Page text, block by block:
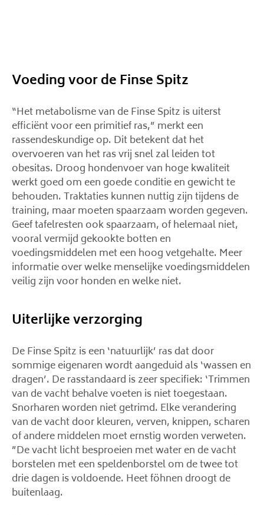
Voeding voor de Finse Spitz
“Het metabolisme van de Finse Spitz is uiterst
efficiënt voor een primitief ras,” merkt een
rassendeskundige op. Dit betekent dat het
overvoeren van het ras vrij snel zal leiden tot
obesitas. Droog hondenvoer van hoge kwaliteit
werkt goed om een ​​goede conditie en gewicht te
behouden. Traktaties kunnen nuttig zijn tijdens de
training, maar moeten spaarzaam worden gegeven.
Geef tafelresten ook spaarzaam, of helemaal niet,
vooral vermijd gekookte botten en
voedingsmiddelen met een hoog vetgehalte. Meer
informatie over welke menselijke voedingsmiddelen
veilig zijn voor honden en welke niet.
Uiterlijke verzorging
De Finse Spitz is een ‘natuurlijk’ ras dat door
sommige eigenaren wordt aangeduid als ‘wassen en
dragen’. De rasstandaard is zeer specifiek: ‘Trimmen
van de vacht behalve voeten is niet toegestaan.
Snorharen worden niet getrimd. Elke verandering
van de vacht door kleuren, verven, knippen, scharen
of andere middelen moet ernstig worden verweten.
”De vacht licht besproeien met water en de vacht
borstelen met een speldenborstel om de twee tot
drie dagen is voldoende. Heet föhnen droogt de
buitenlaag.